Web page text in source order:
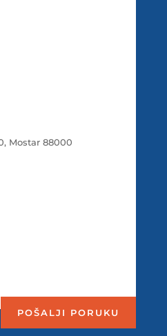
Mostar 88000
POŠALJI PORUKU